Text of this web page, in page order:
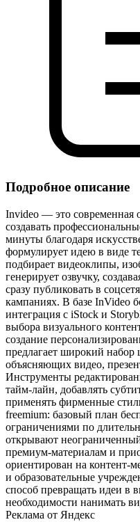
Подробное описание
Invideo — это современная
создавать
минуты благодаря
формулирует идею в виде
подбирает видеоклипы,
генерирует озвучку,
сразу публиковать в
кампаниях. В базе InVideo
интеграция с iStock и
выбора визуального
создание
предлагает широкий
объясняющих видео,
Инструменты
тайм‑лайн, добавлять
применять фирменные
freemium: базовый план
ограничениями по
открывают
премиум‑материалам и
ориентирован на
и образовательные
способ превращать идеи в
необходимости нанимать
Реклама от Яндекс